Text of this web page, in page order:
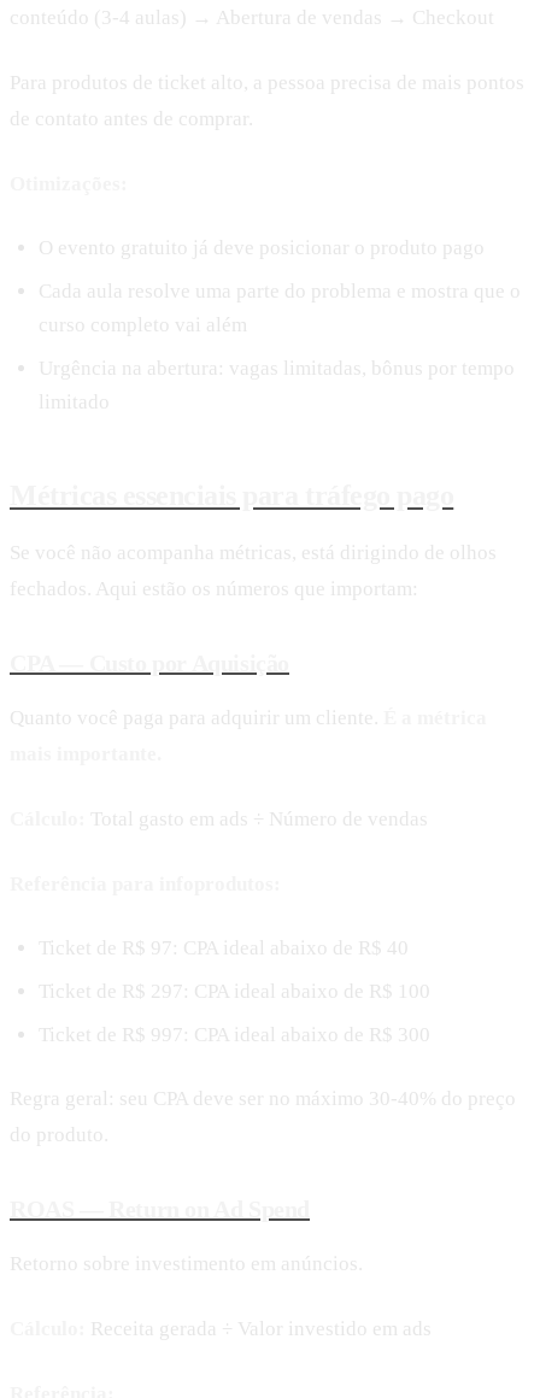
conteúdo (3-4 aulas) → Abertura de vendas → Checkout
Para produtos de ticket alto, a pessoa precisa de mais pontos
de contato antes de comprar.
O evento gratuito já deve posicionar o produto pago
Cada aula resolve uma parte do problema e mostra que o
curso completo vai além
Urgência na abertura: vagas limitadas, bônus por tempo
limitado
Se você não acompanha métricas, está dirigindo de olhos
fechados. Aqui estão os números que importam:
Quanto você paga para adquirir um cliente.
Total gasto em ads ÷ Número de vendas
Ticket de R$ 97: CPA ideal abaixo de R$ 40
Ticket de R$ 297: CPA ideal abaixo de R$ 100
Ticket de R$ 997: CPA ideal abaixo de R$ 300
Regra geral: seu CPA deve ser no máximo 30-40% do preço
do produto.
Retorno sobre investimento em anúncios.
Receita gerada ÷ Valor investido em ads